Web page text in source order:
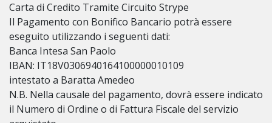
Carta di Credito Tramite Circuito Strype
Il Pagamento con Bonifico Bancario potrà essere
eseguito utilizzando i seguenti dati:
Banca Intesa San Paolo
IBAN: IT18V0306940164100000010109
intestato a Baratta Amedeo
N.B. Nella causale del pagamento, dovrà essere indicato
il Numero di Ordine o di Fattura Fiscale del servizio